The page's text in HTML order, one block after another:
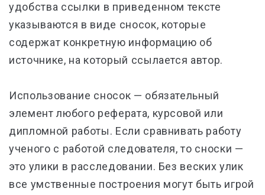
удобства ссылки в приведенном тексте
указываются в виде сносок, которые
содержат конкретную информацию об
источнике, на который ссылается автор.
Использование сносок — обязательный
элемент любого реферата, курсовой или
дипломной работы. Если сравнивать работу
ученого с работой следователя, то сноски —
это улики в расследовании. Без веских улик
все умственные построения могут быть игрой